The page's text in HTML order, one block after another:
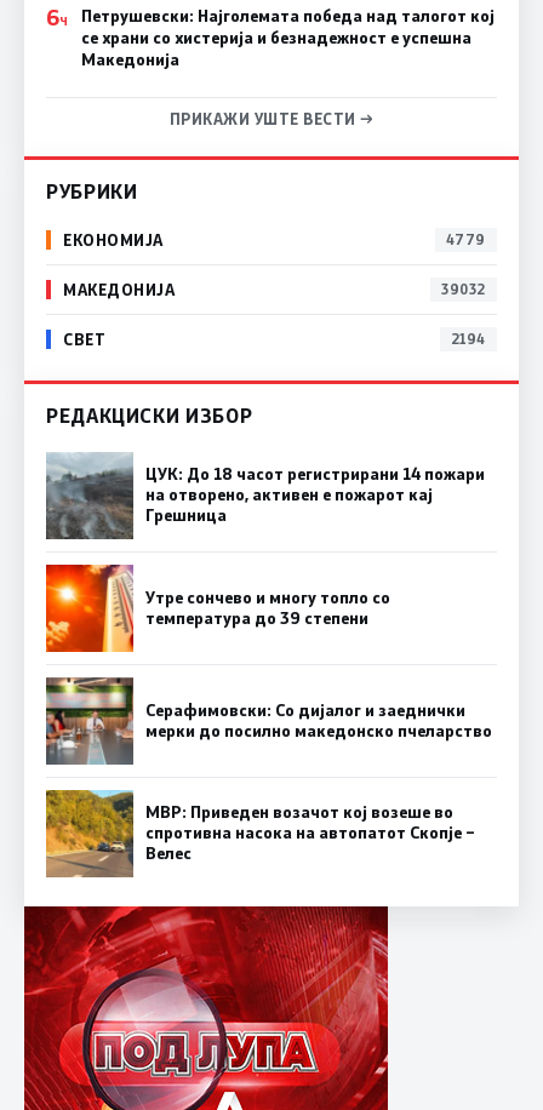
6Ч
Петрушевски: Најголемата победа над талогот кој
се храни со хистерија и безнадежност е успешна
Македонија
ПРИКАЖИ УШТЕ ВЕСТИ →
РУБРИКИ
ЕКОНОМИЈА 4779
МАКЕДОНИЈА 39032
СВЕТ 2194
РЕДАКЦИСКИ ИЗБОР
ЦУК: До 18 часот регистрирани 14 пожари
на отворено, активен е пожарот кај
Грешница
Утре сончево и многу топло со
температура до 39 степени
Серафимовски: Со дијалог и заеднички
мерки до посилно македонско пчеларство
МВР: Приведен возачот кој возеше во
спротивна насока на автопатот Скопје –
Велес